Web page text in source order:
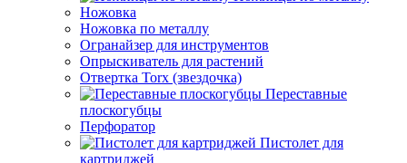
Ножовка
Ножовка по металлу
Огранайзер для инструментов
Опрыскиватель для растений
Отвертка Torx (звездочка)
Переставные
плоскогубцы
Перфоратор
Пистолет для
картриджей